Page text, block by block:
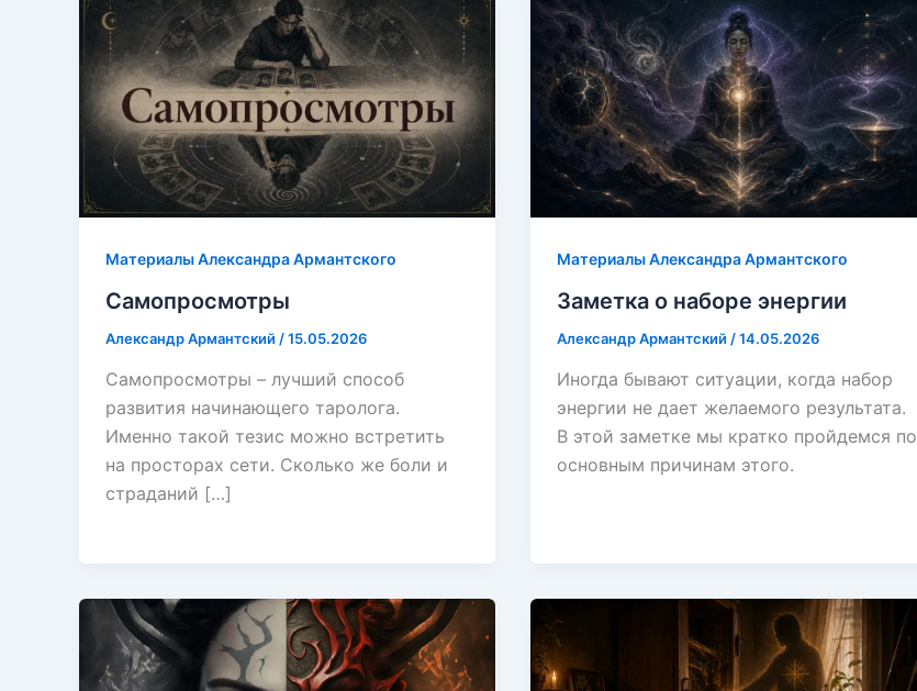
Материалы Александра Армантского
Самопросмотры
Александр Армантский /15.05.2026
Самопросмотры – лучший способ
развития начинающего таролога.
Именно такой тезис можно встретить
на просторах сети. Сколько же боли и
страданий […]
Материалы Александра Армантского
Заметка о наборе энергии
Александр Армантский /14.05.2026
Иногда бывают ситуации, когда набор
энергии не дает желаемого результата.
В этой заметке мы кратко пройдемся по
основным причинам этого.